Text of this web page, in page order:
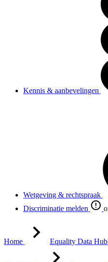
Kennis & aanbevelingen
Wetgeving & rechtspraak
Discriminatie melden
Home Equality Data